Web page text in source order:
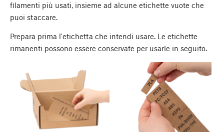
filamenti più usati, insieme ad alcune etichette vuote che
puoi staccare.
Prepara prima l'etichetta che intendi usare. Le etichette
rimanenti possono essere conservate per usarle in seguito.